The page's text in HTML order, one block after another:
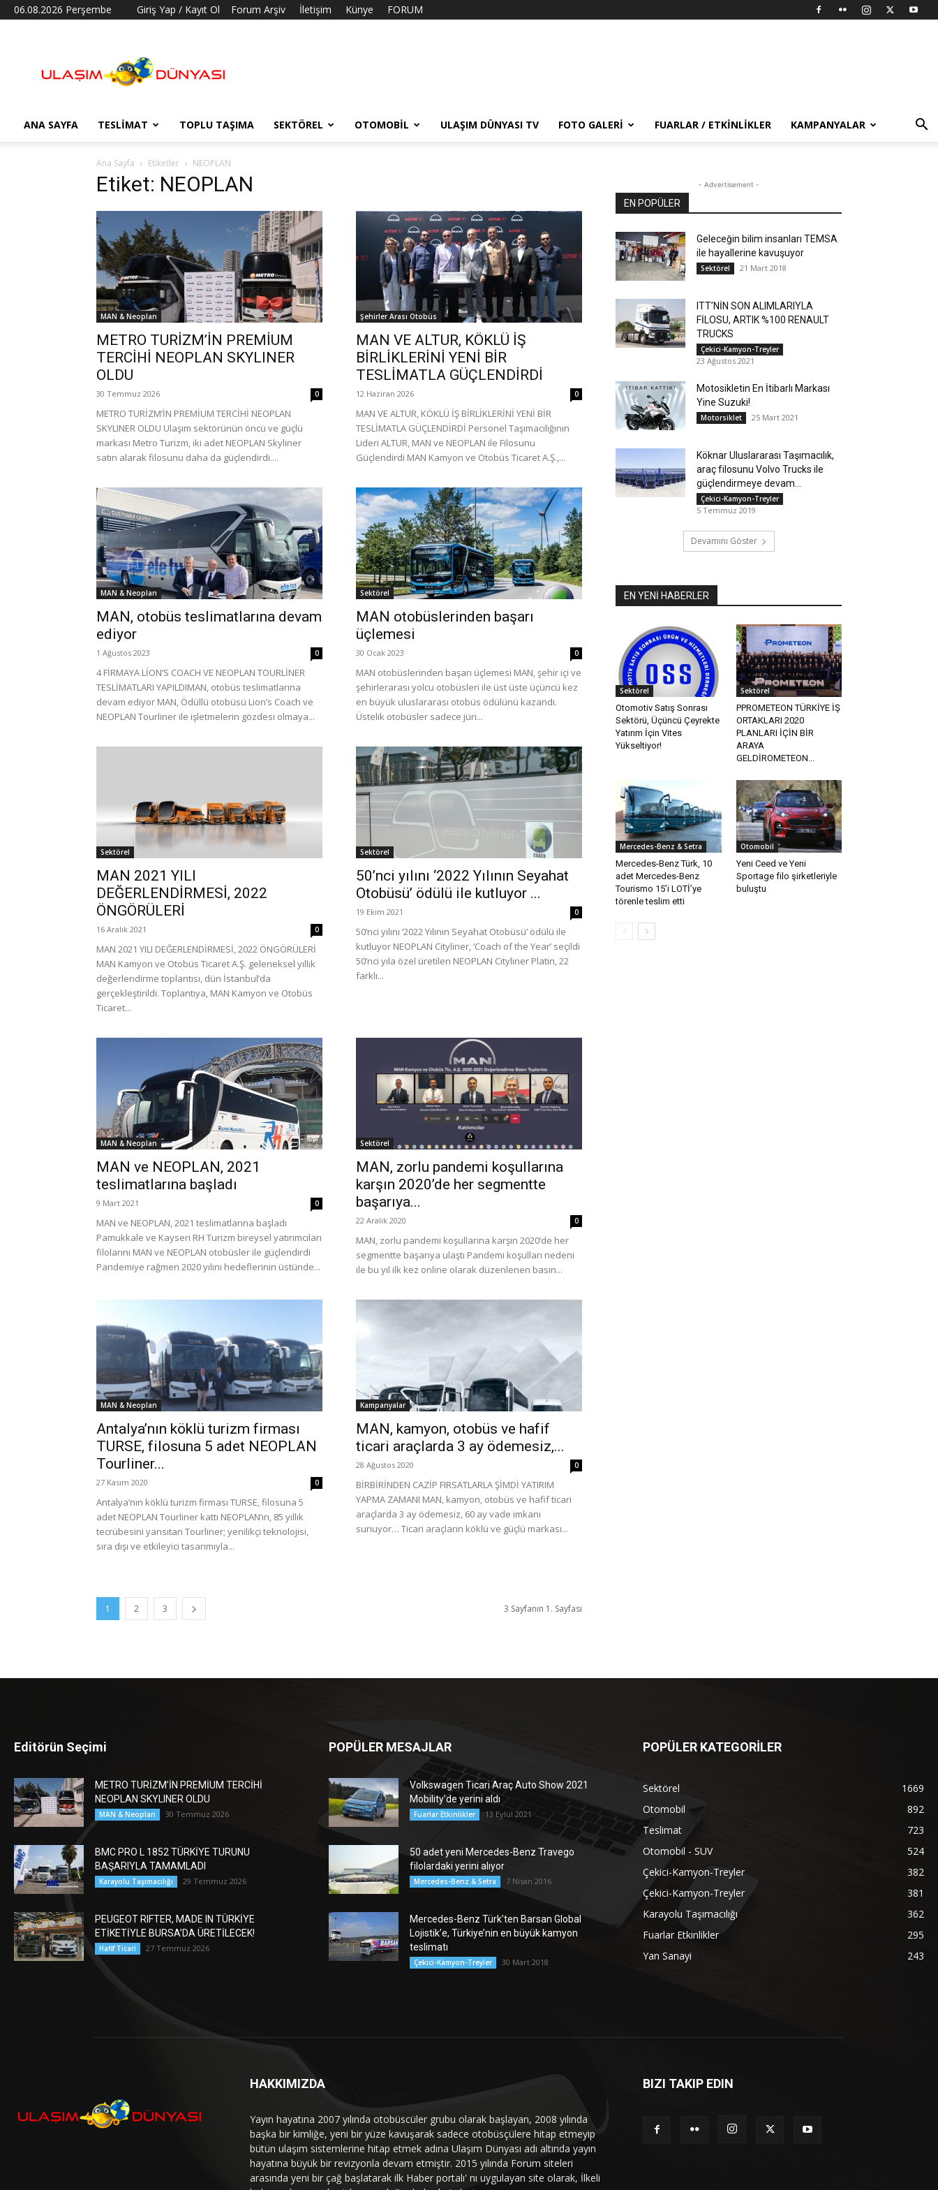
06.08.2026 Perşembe Giriş Yap / Kayıt Ol Forum Arşiv İletişim Künye FORUM
Dünyası
ANA SAYFA TESLIMAT TOPLU TAŞIMA SEKTÖREL OTOMOBIL ULAŞIM DÜNYASI TV FOTO GALERI FUARLAR / ETKINLIKLER KAMPANYALAR
Ana Sayfa Etiketler NEOPLAN
Etiket: NEOPLAN
MAN & Neoplan
METRO TURİZM’İN PREMİUM
TERCİHİ NEOPLAN SKYLINER
OLDU
30 Temmuz 2026 0
METRO TURİZM’İN PREMİUM TERCİHİ NEOPLAN
SKYLINER OLDU Ulaşım sektörünün öncü ve güçlü
markası Metro Turizm, iki adet NEOPLAN Skyliner
satın alarak filosunu daha da güçlendirdi....
Şehirler Arası Otobüs
MAN VE ALTUR, KÖKLÜ İŞ
BİRLİKLERİNİ YENİ BİR
TESLİMATLA GÜÇLENDİRDİ
12 Haziran 2026 0
MAN VE ALTUR, KÖKLÜ İŞ BİRLİKLERİNİ YENİ BİR
TESLİMATLA GÜÇLENDİRDİ Personel Taşımacılığının
Lideri ALTUR, MAN ve NEOPLAN ile Filosunu
Güçlendirdi MAN Kamyon ve Otobüs Ticaret A.Ş.,...
MAN & Neoplan
MAN, otobüs teslimatlarına devam
ediyor
1 Ağustos 2023 0
4 FİRMAYA LİON’S COACH VE NEOPLAN TOURLİNER
TESLİMATLARI YAPILDIMAN, otobüs teslimatlarına
devam ediyor MAN, Ödüllü otobüsü Lion’s Coach ve
NEOPLAN Tourliner ile işletmelerin gözdesi olmaya...
Sektörel
MAN otobüslerinden başarı
üçlemesi
30 Ocak 2023 0
MAN otobüslerinden başarı üçlemesi MAN, şehir içi ve
şehirlerarası yolcu otobüsleri ile üst üste üçüncü kez
en büyük uluslararası otobüs ödülünü kazandı.
Üstelik otobüsler sadece jüri...
Sektörel
MAN 2021 YILI
DEĞERLENDİRMESİ, 2022
ÖNGÖRÜLERİ
16 Aralık 2021 0
MAN 2021 YILI DEĞERLENDİRMESİ, 2022 ÖNGÖRÜLERİ
MAN Kamyon ve Otobüs Ticaret A.Ş. geleneksel yıllık
değerlendirme toplantısı, dün İstanbul’da
gerçekleştirildi. Toplantıya, MAN Kamyon ve Otobüs
Ticaret...
Sektörel
50’nci yılını ‘2022 Yılının Seyahat
Otobüsü’ ödülü ile kutluyor ...
19 Ekim 2021 0
50’nci yılını ‘2022 Yılının Seyahat Otobüsü’ ödülü ile
kutluyor NEOPLAN Cityliner, ‘Coach of the Year’ seçildi
50’nci yıla özel üretilen NEOPLAN Cityliner Platin, 22
farklı...
MAN & Neoplan
MAN ve NEOPLAN, 2021
teslimatlarına başladı
9 Mart 2021 0
MAN ve NEOPLAN, 2021 teslimatlarına başladı
Pamukkale ve Kayseri RH Turizm bireysel yatırımcıları
filolarını MAN ve NEOPLAN otobüsler ile güçlendirdi
Pandemiye rağmen 2020 yılını hedeflerinin üstünde...
Sektörel
MAN, zorlu pandemi koşullarına
karşın 2020’de her segmentte
başarıya...
22 Aralık 2020 0
MAN, zorlu pandemi koşullarına karşın 2020’de her
segmentte başarıya ulaştı Pandemi koşulları nedeni
ile bu yıl ilk kez online olarak düzenlenen basın...
MAN & Neoplan
Antalya’nın köklü turizm firması
TURSE, filosuna 5 adet NEOPLAN
Tourliner...
27 Kasım 2020 0
Antalya’nın köklü turizm firması TURSE, filosuna 5
adet NEOPLAN Tourliner kattı NEOPLAN’ın, 85 yıllık
tecrübesini yansıtan Tourliner; yenilikçi teknolojisi,
sıra dışı ve etkileyici tasarımıyla...
Kampanyalar
MAN, kamyon, otobüs ve hafif
ticari araçlarda 3 ay ödemesiz,...
28 Ağustos 2020 0
BİRBİRİNDEN CAZİP FIRSATLARLA ŞİMDİ YATIRIM
YAPMA ZAMANI MAN, kamyon, otobüs ve hafif ticari
araçlarda 3 ay ödemesiz, 60 ay vade imkanı
sunuyor… Ticari araçların köklü ve güçlü markası...
1 2 3 3 Sayfanın 1. Sayfası
- Advertisement -
EN POPÜLER
Geleceğin bilim insanları TEMSA
ile hayallerine kavuşuyor
Sektörel 21 Mart 2018
ITT’NİN SON ALIMLARIYLA
FİLOSU, ARTIK %100 RENAULT
TRUCKS
Çekici-Kamyon-Treyler
23 Ağustos 2021
Motosikletin En İtibarlı Markası
Yine Suzuki!
Motorsiklet 25 Mart 2021
Köknar Uluslararası Taşımacılık,
araç filosunu Volvo Trucks ile
güçlendirmeye devam...
Çekici-Kamyon-Treyler
5 Temmuz 2019
Devamını Göster
EN YENİ HABERLER
Sektörel
Otomotiv Satış Sonrası
Sektörü, Üçüncü Çeyrekte
Yatırım İçin Vites
Yükseltiyor!
Sektörel
PPROMETEON TÜRKİYE İŞ
ORTAKLARI 2020
PLANLARI İÇİN BİR
ARAYA
GELDİROMETEON...
Mercedes-Benz & Setra
Mercedes-Benz Türk, 10
adet Mercedes-Benz
Tourismo 15’i LOTİ’ye
törenle teslim etti
Otomobil
Yeni Ceed ve Yeni
Sportage filo şirketleriyle
buluştu
Editörün Seçimi
METRO TURİZM’İN PREMİUM TERCİHİ
NEOPLAN SKYLINER OLDU
MAN & Neoplan 30 Temmuz 2026
BMC PRO L 1852 TÜRKİYE TURUNU
BAŞARIYLA TAMAMLADI
Karayolu Taşımacılığı 29 Temmuz 2026
PEUGEOT RIFTER, MADE IN TÜRKİYE
ETİKETİYLE BURSA’DA ÜRETİLECEK!
Hafif Ticari 27 Temmuz 2026
POPÜLER MESAJLAR
Volkswagen Ticari Araç Auto Show 2021
Mobility’de yerini aldı
Fuarlar Etkinlikler 13 Eylül 2021
50 adet yeni Mercedes-Benz Travego
filolardaki yerini alıyor
Mercedes-Benz & Setra 7 Nisan 2016
Mercedes-Benz Türk’ten Barsan Global
Lojistik’e, Türkiye’nin en büyük kamyon
teslimatı
Çekici-Kamyon-Treyler 30 Mart 2018
POPÜLER KATEGORİLER
Sektörel
1669
Otomobil
892
Teslimat
723
Otomobil - SUV
524
Çekici-Kamyon-Treyler
382
Çekici-Kamyon-Treyler
381
Karayolu Taşımacılığı
362
Fuarlar Etkinlikler
295
Yan Sanayi
243
HAKKIMIZDA
Yayın hayatına 2007 yılında otobüscüler grubu olarak başlayan, 2008 yılında
başka bir kimliğe, yeni bir yüze kavuşarak sadece otobüsçülere hitap etmeyip
bütün ulaşım sistemlerine hitap etmek adına Ulaşım Dünyası adı altında yayın
hayatına büyük bir revizyonla devam etmiştir. 2015 yılında Forum siteleri
arasında yeni bir çağ başlatarak ilk Haber portalı' nı uygulayan site olarak, İlkeli
BIZI TAKIP EDIN